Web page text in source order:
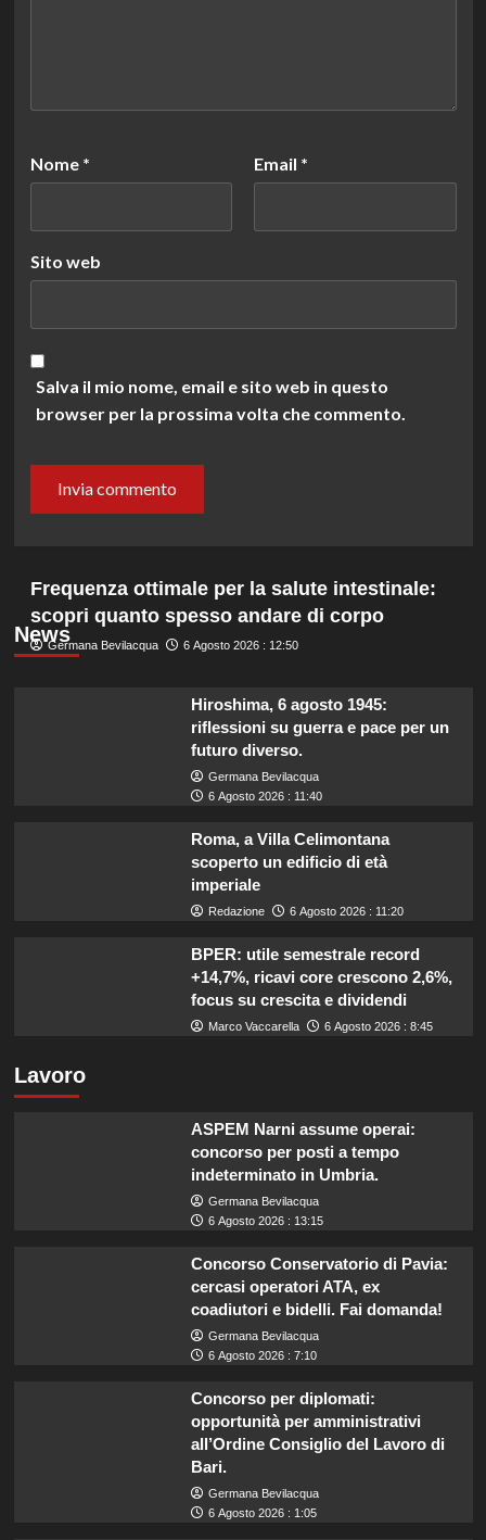
Nome * Email *
Sito web
Salva il mio nome, email e sito web in questo
browser per la prossima volta che commento.
News
Frequenza ottimale per la salute intestinale:
scopri quanto spesso andare di corpo
Germana Bevilacqua 6 Agosto 2026 : 12:50
Hiroshima, 6 agosto 1945:
riflessioni su guerra e pace per un
futuro diverso.
Germana Bevilacqua
6 Agosto 2026 : 11:40
Roma, a Villa Celimontana
scoperto un edificio di età
imperiale
Redazione 6 Agosto 2026 : 11:20
BPER: utile semestrale record
+14,7%, ricavi core crescono 2,6%,
focus su crescita e dividendi
Marco Vaccarella 6 Agosto 2026 : 8:45
Lavoro
ASPEM Narni assume operai:
concorso per posti a tempo
indeterminato in Umbria.
Germana Bevilacqua
6 Agosto 2026 : 13:15
Concorso Conservatorio di Pavia:
cercasi operatori ATA, ex
coadiutori e bidelli. Fai domanda!
Germana Bevilacqua
6 Agosto 2026 : 7:10
Concorso per diplomati:
opportunità per amministrativi
all’Ordine Consiglio del Lavoro di
Bari.
Germana Bevilacqua
6 Agosto 2026 : 1:05